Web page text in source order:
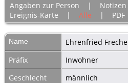
Angaben zur Person | Notizen
Ereignis-Karte | Alle | PDF
Name Ehrenfried Freche
Präfix
Inwohner
Geschlecht
männlich